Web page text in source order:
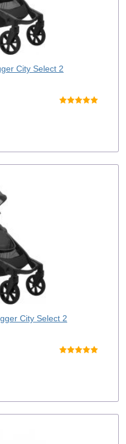
City Select 2
City Select 2